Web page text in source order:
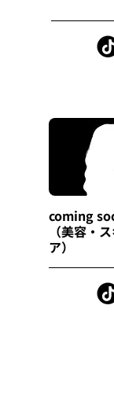
coming
（美容・
ア）